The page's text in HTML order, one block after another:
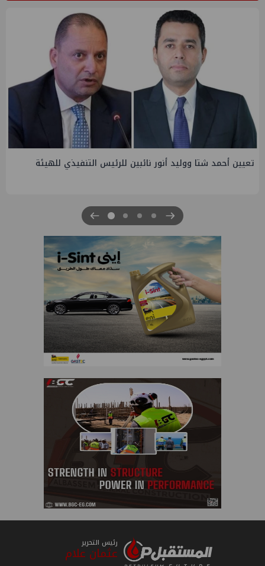
تاون جاس تسيطر علي كسر ماسورة في ترعة الإسماعيلية
رئيس التحرير
عثمان علام